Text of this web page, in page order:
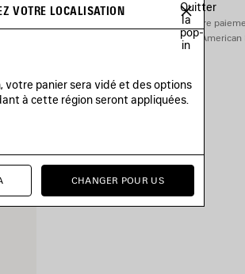
Vous pouvez effectuer votre
American
VOTRE LOCALISATION
Quitter
la
pop-
in
votre panier sera vidé et des options
à cette région seront appliquées.
CHANGER POUR US